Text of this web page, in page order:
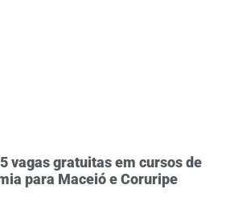
vagas gratuitas em cursos de
para Maceió e Coruripe